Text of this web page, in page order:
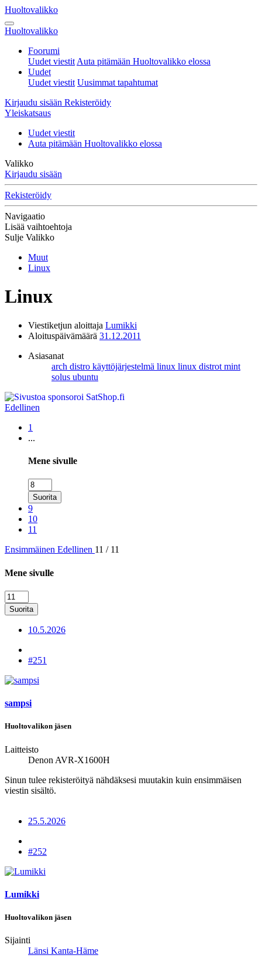
Huoltovalikko
Huoltovalikko
Foorumi
Uudet viestit Auta pitämään Huoltovalikko elossa
Uudet
Uudet viestit Uusimmat tapahtumat
Kirjaudu sisään Rekisteröidy
Yleiskatsaus
Uudet viestit
Auta pitämään Huoltovalikko elossa
Valikko
Kirjaudu sisään
Rekisteröidy
Navigaatio
Lisää vaihtoehtoja
Sulje Valikko
Muut
Linux
Linux
Viestiketjun aloittaja Lumikki
Aloituspäivämäärä 31.12.2011
Asiasanat
arch distro käyttöjärjestelmä linux linux distrot mint
solus ubuntu
Edellinen
1
...
Mene sivulle
Suorita
9
10
11
Ensimmäinen Edellinen 11 / 11
Mene sivulle
Suorita
10.5.2026
#251
sampsi
Huoltovalikon jäsen
Laitteisto
Denon AVR-X1600H
Sinun tulee rekisteröityä nähdäksesi muutakin kuin ensimmäisen
viestin sisältö.
25.5.2026
#252
Lumikki
Huoltovalikon jäsen
Sijainti
Länsi Kanta-Häme